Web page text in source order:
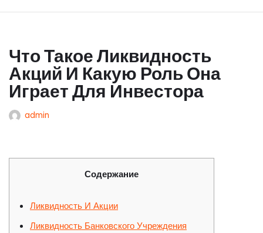
Что Такое Ликвидность
Акций И Какую Роль Она
Играет Для Инвестора
admin
Содержание
Ликвидность И Акции
Ликвидность Банковского Учреждения